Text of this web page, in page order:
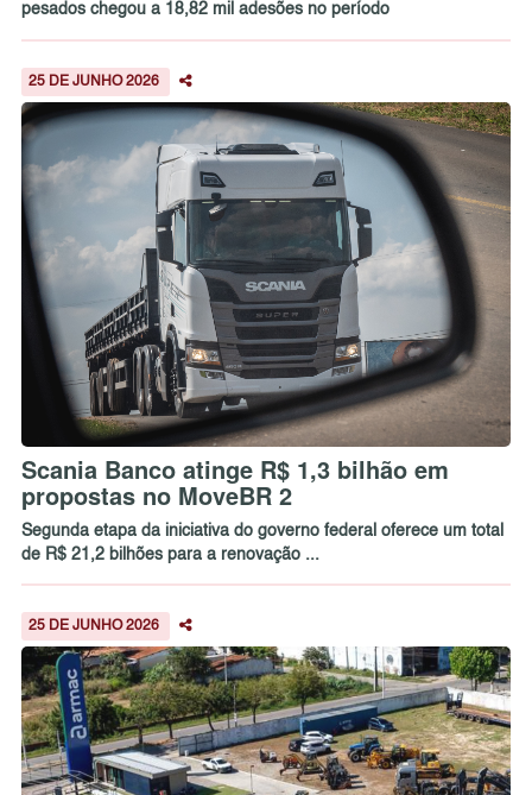
pesados chegou a 18,82 mil adesões no período
25 DE JUNHO 2026
Scania Banco atinge R$ 1,3 bilhão em
propostas no MoveBR 2
Segunda etapa da iniciativa do governo federal oferece um total
de R$ 21,2 bilhões para a renovação ...
25 DE JUNHO 2026